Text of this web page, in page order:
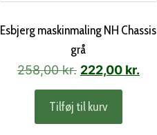
Esbjerg maskinmaling NH Chassis
grå
258,00kr. Den
oprindelige
pris
var:
222,00 kr.Den
Tilføj til kurv